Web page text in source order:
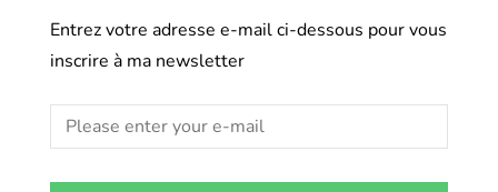
Entrez votre adresse e-mail ci-dessous pour vous
inscrire à ma newsletter